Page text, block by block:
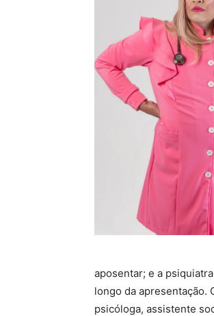
aposentar; e a
longo da apresentação.
psicóloga, assistente